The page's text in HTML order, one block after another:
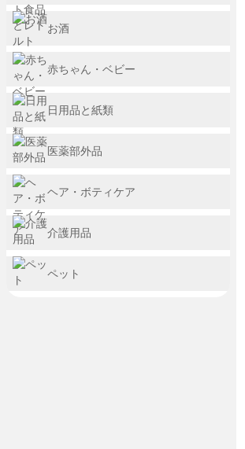
お酒
赤ちゃん・ベビー
日用品と紙類
医薬部外品
ヘア・ボティケア
介護用品
ペット